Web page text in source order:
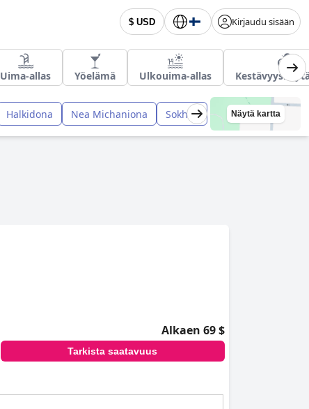
$ USD Kirjaudu sisään
Uima-allas Yöelämä Ulkouima-allas
Halkidona Nea Michaniona Sokhos Näytä kartta
Alkaen 69 $
Tarkista saatavuus